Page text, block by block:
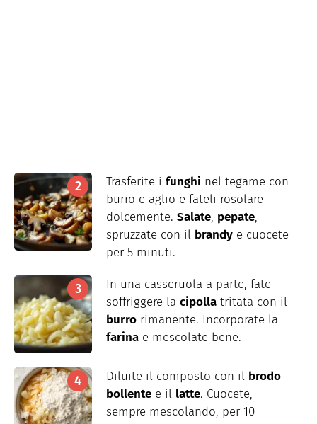
Trasferite i funghi nel tegame con
burro e aglio e fateli rosolare
dolcemente. Salate, pepate,
spruzzate con il brandy e cuocete
per 5 minuti.
In una casseruola a parte, fate
soffriggere la cipolla tritata con il
burro rimanente. Incorporate la
farina e mescolate bene.
Diluite il composto con il brodo
bollente e il latte. Cuocete,
sempre mescolando, per 10